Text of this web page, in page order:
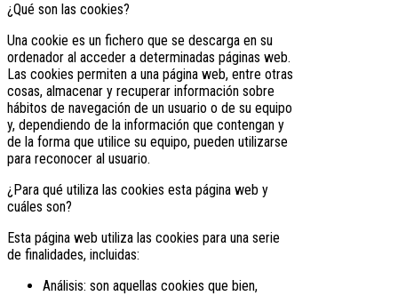
¿Qué son las cookies?
Una cookie es un fichero que se descarga en su
ordenador al acceder a determinadas páginas web.
Las cookies permiten a una página web, entre otras
cosas, almacenar y recuperar información sobre
hábitos de navegación de un usuario o de su equipo
y, dependiendo de la información que contengan y
de la forma que utilice su equipo, pueden utilizarse
para reconocer al usuario.
¿Para qué utiliza las cookies esta página web y
cuáles son?
Esta página web utiliza las cookies para una serie
de finalidades, incluidas:
Análisis: son aquellas cookies que bien,